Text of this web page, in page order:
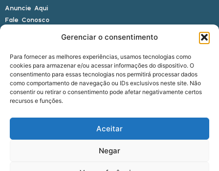
Gerenciar o consentimento
Para fornecer as melhores experiências, usamos tecnologias como
cookies para armazenar e/ou acessar informações do dispositivo. O
consentimento para essas tecnologias nos permitirá processar dados
como comportamento de navegação ou IDs exclusivos neste site. Não
consentir ou retirar o consentimento pode afetar negativamente certos
recursos e funções.
Aceitar
Negar
Anuncie Aqui
Fale Conosco
E-mail: alagoasbrasilnoticias@gmail.com
Telefone: (82) 9 9691-0391 (Whatsapp)
Responsável Técnico: Crysthyan Carlos
Rua do Sau - Centro - Anadia - AL - CEP:
© 2022 - 2026 Alagoas Brasil Notícias. Todos os
direitos reservados.